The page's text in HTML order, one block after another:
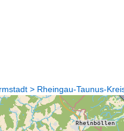
> Rheingau-Taunus-